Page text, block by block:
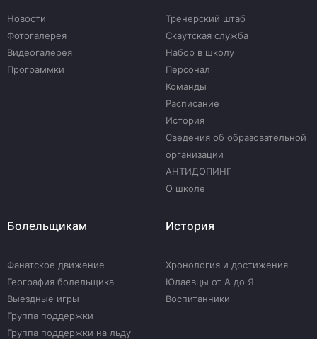
Новости
Фотогалерея
Видеогалерея
Программки
Тренерский штаб
Скаутская служба
Набор в школу
Персонал
Команды
Расписание
История
Сведения об образовательной
организации
АНТИДОПИНГ
О школе
Болельщикам
Фанатское движение
География болельщика
Выездные игры
Группа поддержки
Группа поддержки на льду
История
Хронология и достижения
Юлаевцы от А до Я
Воспитанники